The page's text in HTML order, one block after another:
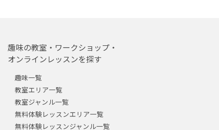
趣味の教室・ワークショップ・
オンラインレッスンを探す
趣味一覧
教室エリア一覧
教室ジャンル一覧
無料体験レッスンエリア一覧
無料体験レッスンジャンル一覧